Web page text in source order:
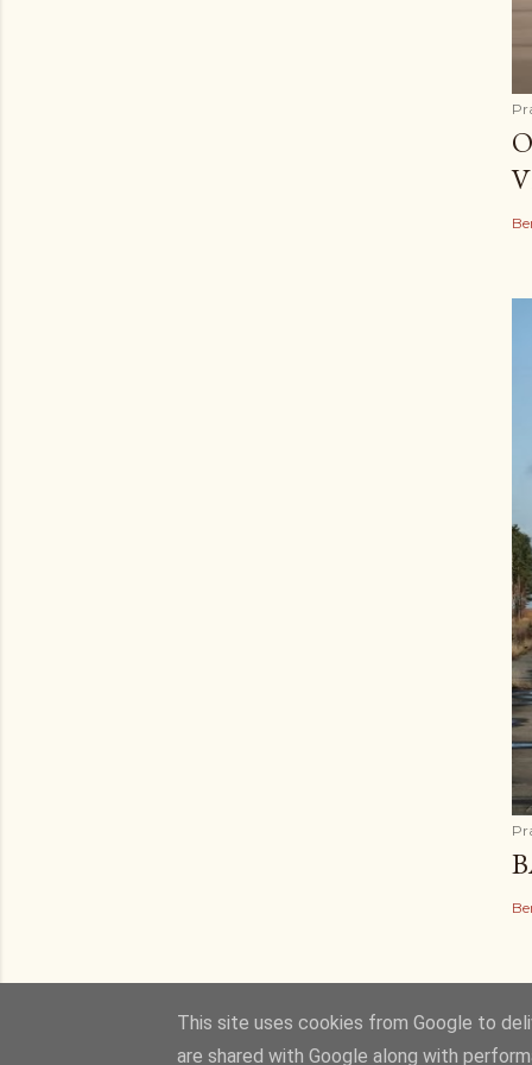
This site uses cookies from Google to
are shared with Google along with